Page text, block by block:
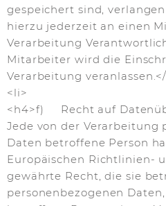
gespeichert sind,
hierzu jederzeit an einen
Verarbeitung
Mitarbeiter wird die
Verarbeitung
<li>
<h4>f) Recht auf
Jede von der Verarbeitung
Daten betroffene Person
Europäischen Richtlinien-
gewährte Recht, die sie
personenbezogenen